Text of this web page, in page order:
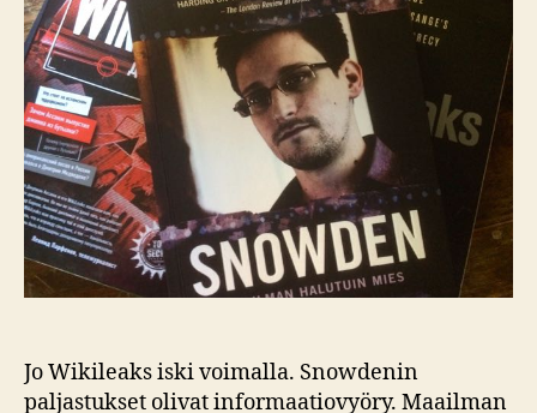
Snowden
Jo Wikileaks iski voimalla. Snowdenin
paljastukset olivat informaatiovyöry. Maailman